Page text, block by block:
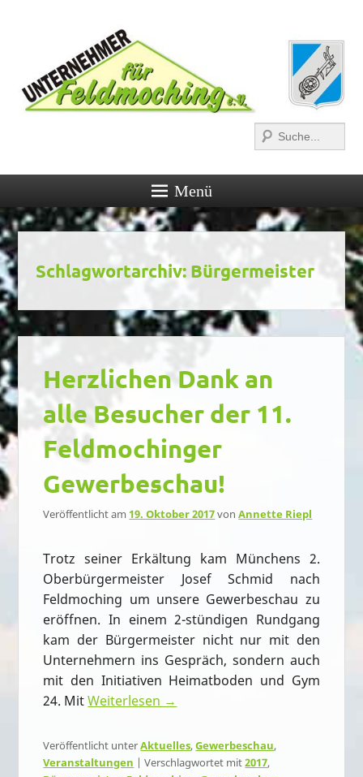
Menü
Schlagwortarchiv: Bürgermeister
Herzlichen Dank an
alle Besucher der 11.
Feldmochinger
Gewerbeschau!
Veröffentlicht am19. Oktober 2017vonAnnette Riepl
Trotz seiner Erkältung kam Münchens 2.
Oberbürgermeister Josef Schmid nach
Feldmoching um unsere Gewerbeschau zu
eröffnen. In einem 2-stündigen Rundgang
kam der Bürgermeister nicht nur mit den
Unternehmern ins Gespräch, sondern auch
mit den Initiativen Heimatboden und Gym
24. MitWeiterlesen →
Veröffentlicht unterAktuelles,Gewerbeschau,
Veranstaltungen |Verschlagwortet mit2017,